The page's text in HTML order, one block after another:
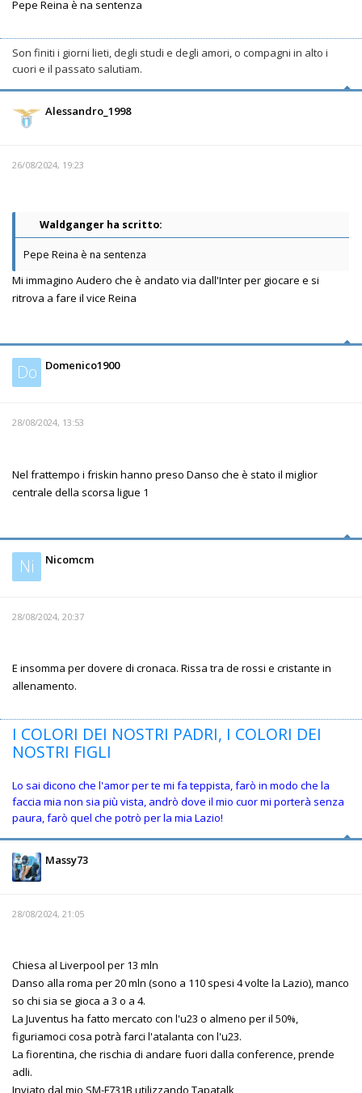
Pepe Reina è na sentenza
Son finiti i giorni lieti, degli studi e degli amori, o compagni in alto i
cuori e il passato salutiam.
Alessandro_1998
26/08/2024, 19:23
Waldganger ha scritto:
Pepe Reina è na sentenza
Mi immagino Audero che è andato via dall'Inter per giocare e si
ritrova a fare il vice Reina
Do Domenico1900
28/08/2024, 13:53
Nel frattempo i friskin hanno preso Danso che è stato il miglior
centrale della scorsa ligue 1
Ni Nicomcm
28/08/2024, 20:37
E insomma per dovere di cronaca. Rissa tra de rossi e cristante in
allenamento.
I COLORI DEI NOSTRI PADRI, I COLORI DEI
NOSTRI FIGLI
Lo sai dicono che l'amor per te mi fa teppista, farò in modo che la
faccia mia non sia più vista, andrò dove il mio cuor mi porterà senza
paura, farò quel che potrò per la mia Lazio!
Massy73
28/08/2024, 21:05
Chiesa al Liverpool per 13 mln
Danso alla roma per 20 mln (sono a 110 spesi 4 volte la Lazio), manco
so chi sia se gioca a 3 o a 4.
La Juventus ha fatto mercato con l'u23 o almeno per il 50%,
figuriamoci cosa potrà farci l'atalanta con l'u23.
La fiorentina, che rischia di andare fuori dalla conference, prende
adli.